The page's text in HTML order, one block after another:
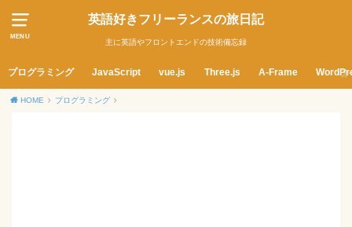
MENU
英語好きフリーランスの旅日記
主に英語やフロントエンドの技術備忘録
プログラミング JavaScript vue.js Three.js A-Frame
HOME プログラミング